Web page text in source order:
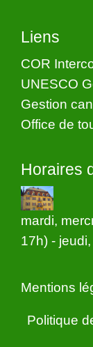
Liens
COR
UNESCO
Gestion
Office de
Horaires
mardi,
17h) -
Mentions
Politique